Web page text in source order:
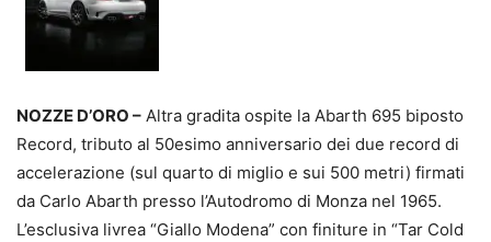
NOZZE D’ORO – Altra gradita ospite la Abarth 695 biposto
Record, tributo al 50esimo anniversario dei due record di
accelerazione (sul quarto di miglio e sui 500 metri) firmati
da Carlo Abarth presso l’Autodromo di Monza nel 1965.
L’esclusiva livrea “Giallo Modena” con finiture in “Tar Cold